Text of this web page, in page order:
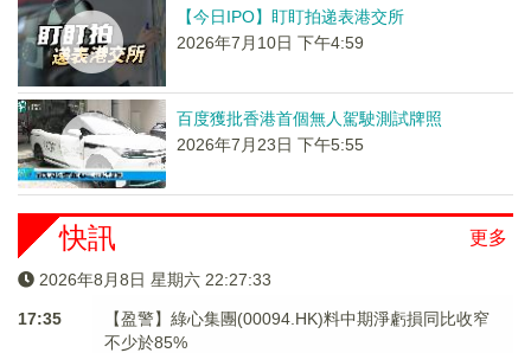
【今日IPO】盯盯拍递表港交所
2026年7月10日 下午4:59
百度獲批香港首個無人駕駛測試牌照
2026年7月23日 下午5:55
更多
快訊
2026年8月8日 星期六 22:27:33
17:35
【盈警】綠心集團(00094.HK)料中期淨虧損同比收窄
不少於85%